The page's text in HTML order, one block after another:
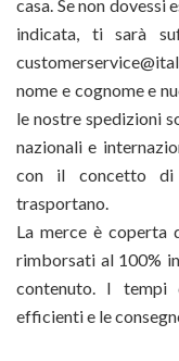
casa. Se non dovessi
indicata, ti sarà
nome e cognome e
le nostre spedizioni
nazionali e
con il concetto di
trasportano.
La merce è coperta
rimborsati al 100%
contenuto. I tempi
efficienti e le